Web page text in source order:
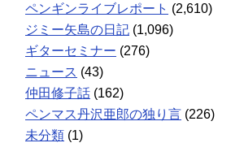
ペンギンライブレポート (2,610)
ジミー矢島の日記 (1,096)
ギターセミナー (276)
ニュース (43)
仲田修子話 (162)
ペンマス丹沢亜郎の独り言 (226)
未分類 (1)